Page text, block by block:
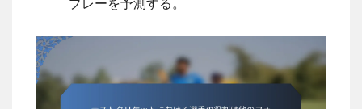
プレーを予測する。